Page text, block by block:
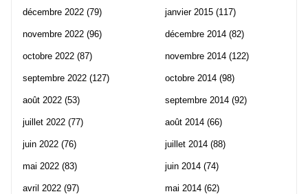
décembre 2022 (79)
novembre 2022 (96)
octobre 2022 (87)
septembre 2022 (127)
août 2022 (53)
juillet 2022 (77)
juin 2022 (76)
mai 2022 (83)
avril 2022 (97)
janvier 2015 (117)
décembre 2014 (82)
novembre 2014 (122)
octobre 2014 (98)
septembre 2014 (92)
août 2014 (66)
juillet 2014 (88)
juin 2014 (74)
mai 2014 (62)